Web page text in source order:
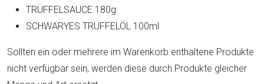
TRÜFFELSAUCE 180g
SCHWARYES TRÜFFELÖL 100ml
Sollten ein oder mehrere im Warenkorb enthaltene Produkte
nicht verfügbar sein, werden diese durch Produkte gleicher